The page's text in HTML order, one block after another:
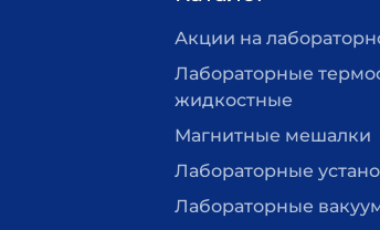
Акции на
Лабораторные
жидкостные
Магнитные мешалки
Лабораторные
Лабораторные